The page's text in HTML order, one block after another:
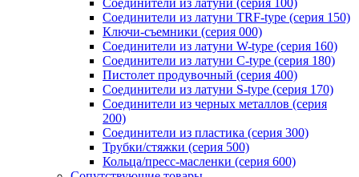
Соединители из латуни (серия 100)
Соединители из латуни TRF-type (серия 150)
Ключи-съемники (серия 000)
Соединители из латуни W-type (серия 160)
Соединители из латуни С-type (серия 180)
Пистолет продувочный (серия 400)
Соединители из латуни S-type (серия 170)
Соединители из черных металлов (серия
200)
Соединители из пластика (серия 300)
Трубки/стяжки (серия 500)
Кольца/пресс-масленки (серия 600)